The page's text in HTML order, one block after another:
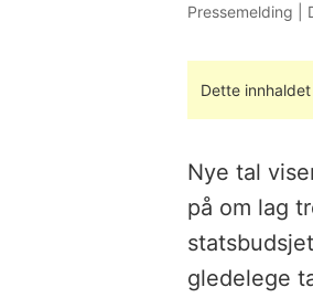
Pressemelding |
Dette
Nye tal
på om lag
gledelege